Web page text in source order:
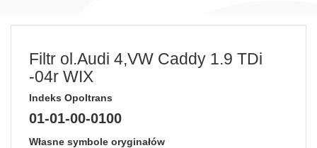
Filtr ol.Audi 4,VW Caddy 1.9 TDi
-04r WIX
Indeks Opoltrans
01-01-00-0100
Własne symbole oryginałów